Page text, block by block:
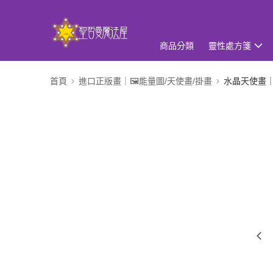
商品分類 靈性處方箋
首頁 進口正版畫｜🖼️能量圖/天使畫/掛畫 水晶天使畫